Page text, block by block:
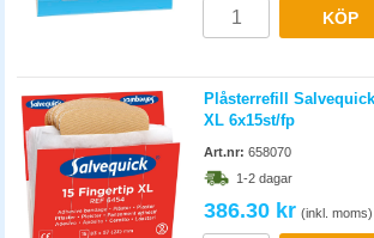
KÖP
Plåsterrefill
XL 6x15st/fp
Art.nr: 658070
1-2 dagar
386.30 kr (inkl. moms)